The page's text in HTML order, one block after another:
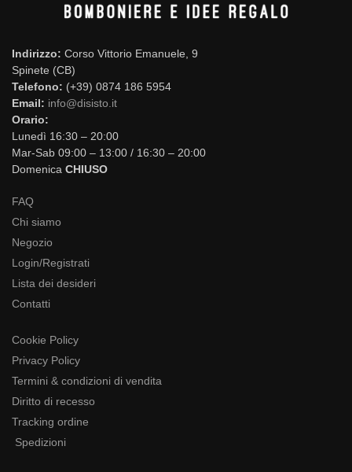
Indirizzo: Corso Vittorio Emanuele, 9
Spinete (CB)
Telefono: (+39) 0874 186 5954
Email: info@disisto.it
Orario:
Lunedì 16:30 – 20:00
Mar-Sab 09:00 – 13:00 / 16:30 – 20:00
Domenica CHIUSO
FAQ
Chi siamo
Negozio
Login/Registrati
Lista dei desideri
Contatti
Cookie Policy
Privacy Policy
Termini & condizioni di vendita
Diritto di recesso
Tracking ordine
Spedizioni